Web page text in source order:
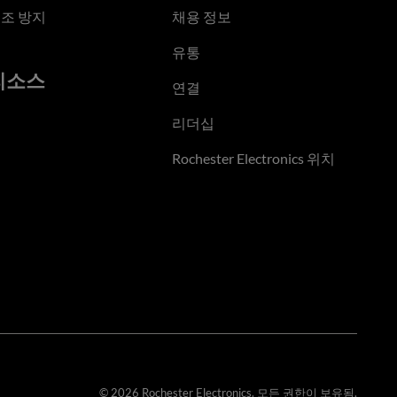
방지
소스
채용 정보
유통
연결
리더십
Rochester Electronics 위치
© 2026 Rochester Electronics. 모든 권한이 보유됨.